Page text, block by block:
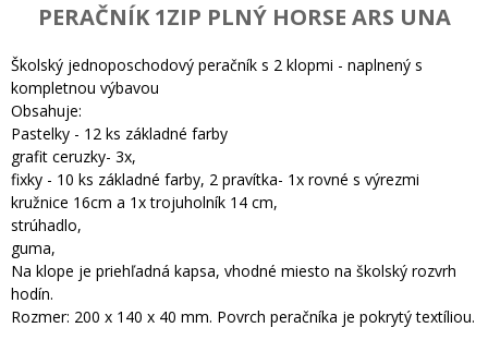
PERAČNÍK 1ZIP PLNÝ HORSE ARS UNA
Školský jednoposchodový peračník s 2 klopmi - naplnený s
kompletnou výbavou
Obsahuje:
Pastelky - 12 ks základné farby
grafit ceruzky- 3x,
fixky - 10 ks základné farby, 2 pravítka- 1x rovné s výrezmi
kružnice 16cm a 1x trojuholník 14 cm,
strúhadlo,
guma,
Na klope je priehľadná kapsa, vhodné miesto na školský rozvrh
hodín.
Rozmer: 200 x 140 x 40 mm. Povrch peračníka je pokrytý textíliou.